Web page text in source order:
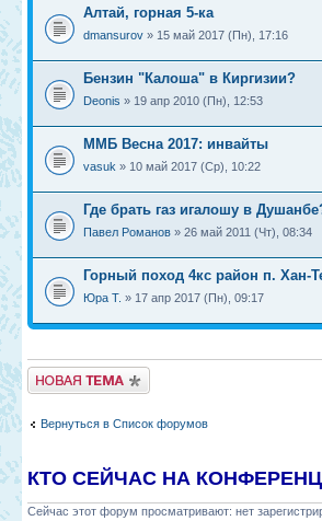
Алтай, горная 5-ка
dmansurov » 15 май 2017 (Пн), 17:16
Бензин "Калоша" в Киргизии?
Deonis » 19 апр 2010 (Пн), 12:53
ММБ Весна 2017: инвайты
vasuk » 10 май 2017 (Ср), 10:22
Где брать газ игалошу в
Павел Романов » 26 май 2011 (Чт), 08:34
Горный поход 4кс район п. Хан-
Юра Т. » 17 апр 2017 (Пн), 09:17
Новая тема
Вернуться в Список форумов
КТО СЕЙЧАС НА
Сейчас этот форум просматривают: нет